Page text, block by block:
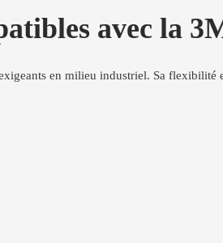
avec la
en milieu industriel. Sa